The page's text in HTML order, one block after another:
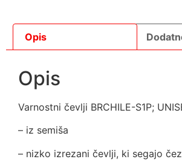
Opis
Opis
Varnostni čevlji BRCHILE-S1P;
– iz semiša
– nizko izrezani čevlji, ki segajo